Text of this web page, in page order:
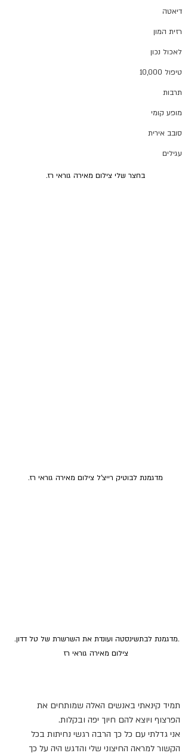
דיאטה
רזית המון
לאכול נכון
טיפול 10,000
תרבות
מופע קומי
סובב אירית
עגילים
בחצר שלי צילום מאירה גוראי רז.
מדגמנת לבוטיק רייצ'ל צילום מאירה גוראי רז.
.מדגמנת לבתשינסטה ועונדת את השרשרת של טל דדון.
צילום מאירה גוראי רז
תמיד קינאתי באנשים האלה שמותחים את
הפרצוף ויוצא להם חיוך יפה ובקלות.
אני גדלתי עם כל כך הרבה רגשי נחיתות בכל
הקשור למראה החיצוני שלי והדגש היה על כך